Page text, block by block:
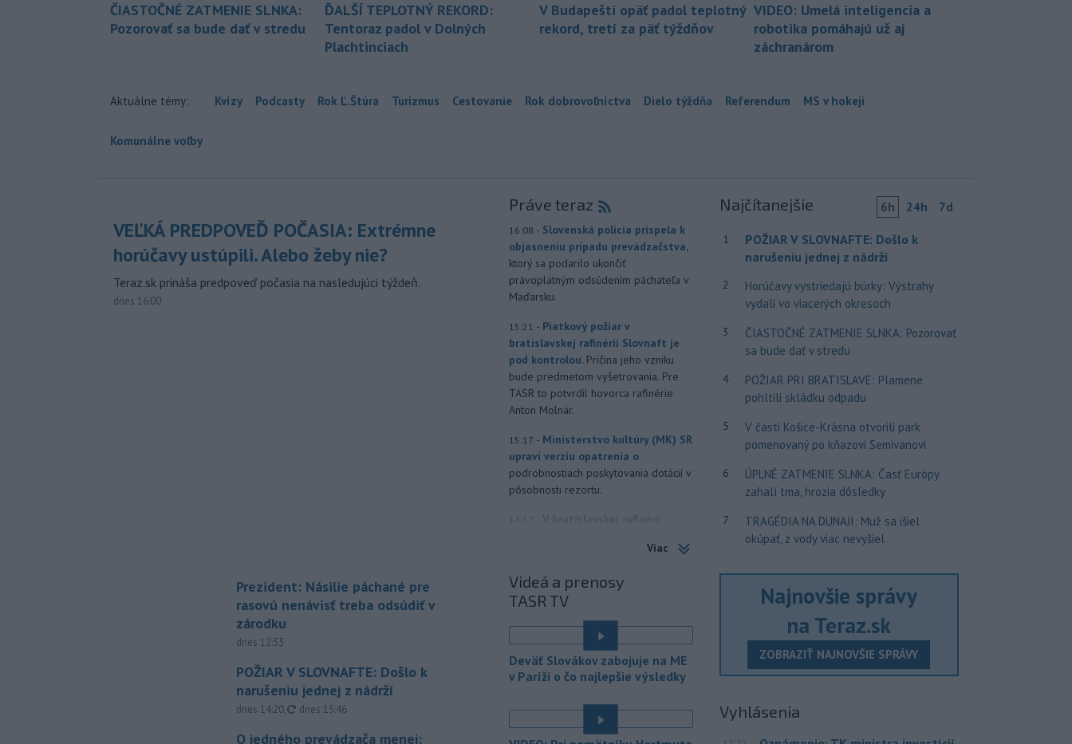
ČIASTOČNÉ ZATMENIE SLNKA:
Pozorovať sa bude dať v stredu
ĎALŠÍ TEPLOTNÝ REKORD:
Tentoraz padol v Dolných
Plachtinciach
V Budapešti opäť padol teplotný
rekord, tretí za päť týždňov
VIDEO: Umelá inteligencia a
robotika pomáhajú už aj
záchranárom
Aktuálne témy: Kvízy Podcasty Rok Ľ.Štúra Turizmus Cestovanie Rok dobrovoľníctva Dielo týždňa Referendum MS v hokeji
Komunálne voľby
VEĽKÁ PREDPOVEĎ POČASIA: Extrémne
horúčavy ustúpili. Alebo žeby nie?
Teraz.sk prináša predpoveď počasia na nasledujúci týždeň.
dnes 16:00
Prezident: Násilie páchané pre
rasovú nenávisť treba odsúdiť v
zárodku
dnes 12:33
POŽIAR V SLOVNAFTE: Došlo k
narušeniu jednej z nádrží
dnes 14:20, aktualizované
dnes 15:46
O jedného prevádzača menej:
Práve teraz
16:08 - Slovenská polícia prispela k
objasneniu prípadu prevádzačstva,
ktorý sa podarilo ukončiť
právoplatným odsúdením páchateľa v
Maďarsku.
15:21 - Piatkový požiar v
bratislavskej rafinérii Slovnaft je
pod kontrolou. Príčina jeho vzniku
bude predmetom vyšetrovania. Pre
TASR to potvrdil hovorca rafinérie
Anton Molnár.
15:17 - Ministerstvo kultúry (MK) SR
upraví verziu opatrenia o
podrobnostiach poskytovania dotácií v
pôsobnosti rezortu.
V bratislavskej rafinérii
TASR o tom informovala
nebezpečenstvo.
na festivale môže byť vyššia
úroveň hluku. Je preto dobré držať sa
ďalej od reproduktorov, používať
chrániče sluchu či dodržiavať
12:49 - Podporu kandidatúre
Viac
Videá a prenosy
TASR TV
Deväť Slovákov zabojuje na ME
v Paríži o čo najlepšie výsledky
Najčítanejšie 6h 24h 7d
1
POŽIAR V SLOVNAFTE: Došlo k
narušeniu jednej z nádrží
2
Horúčavy vystriedajú búrky: Výstrahy
vydali vo viacerých okresoch
3
ČIASTOČNÉ ZATMENIE SLNKA: Pozorovať
sa bude dať v stredu
4
POŽIAR PRI BRATISLAVE: Plamene
pohltili skládku odpadu
5
V časti Košice-Krásna otvorili park
pomenovaný po kňazovi Semivanovi
6
ÚPLNÉ ZATMENIE SLNKA: Časť Európy
zahalí tma, hrozia dôsledky
7
TRAGÉDIA NA DUNAJI: Muž sa išiel
okúpať, z vody viac nevyšiel
Najnovšie správy
na Teraz.sk
ZOBRAZIŤ NAJNOVŠIE SPRÁVY
Vyhlásenia